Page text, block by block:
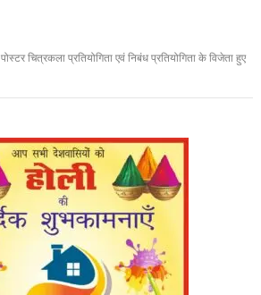
पोस्टर चित्रकला प्रतियोगिता एवं निबंध प्रतियोगिता के विजेता हुए